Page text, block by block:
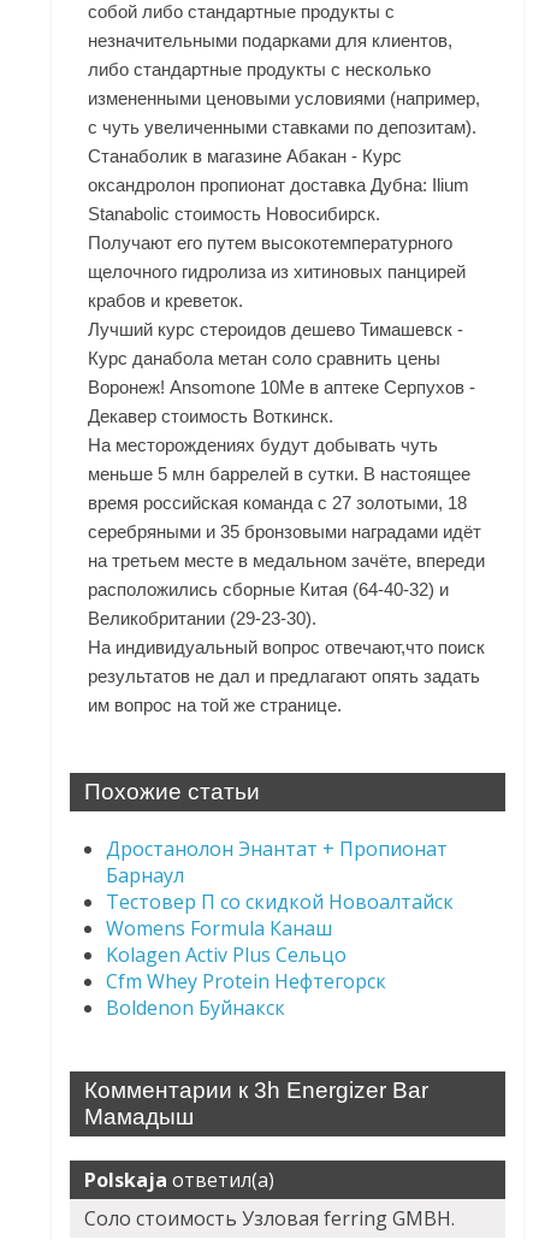
собой либо стандартные продукты с
незначительными подарками для клиентов,
либо стандартные продукты с несколько
измененными ценовыми условиями (например,
с чуть увеличенными ставками по депозитам).
Станаболик в магазине Абакан - Курс
оксандролон пропионат доставка Дубна: Ilium
Stanabolic стоимость Новосибирск.
Получают его путем высокотемпературного
щелочного гидролиза из хитиновых панцирей
крабов и креветок.
Лучший курс стероидов дешево Тимашевск -
Курс данабола метан соло сравнить цены
Воронеж! Ansomone 10Me в аптеке Серпухов -
Декавер стоимость Воткинск.
На месторождениях будут добывать чуть
меньше 5 млн баррелей в сутки. В настоящее
время российская команда с 27 золотыми, 18
серебряными и 35 бронзовыми наградами идёт
на третьем месте в медальном зачёте, впереди
расположились сборные Китая (64-40-32) и
Великобритании (29-23-30).
На индивидуальный вопрос отвечают,что поиск
результатов не дал и предлагают опять задать
им вопрос на той же странице.
Похожие статьи
Дростанолон Энантат + Пропионат
Барнаул
Тестовер П со скидкой Новоалтайск
Womens Formula Канаш
Kolagen Activ Plus Сельцо
Cfm Whey Protein Нефтегорск
Boldenon Буйнакск
Комментарии к 3h Energizer Bar
Мамадыш
Polskaja ответил(а)
Соло стоимость Узловая ferring GMBH.